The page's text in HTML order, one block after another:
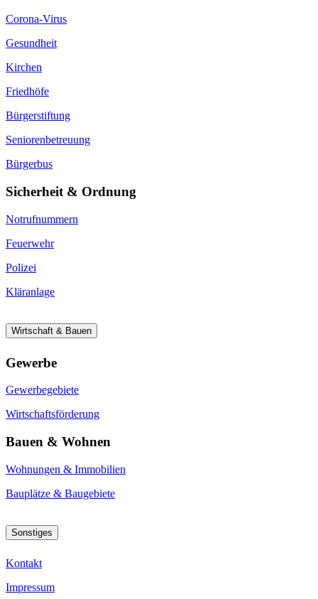
Corona-Virus
Gesundheit
Kirchen
Friedhöfe
Bürgerstiftung
Seniorenbetreuung
Bürgerbus
Sicherheit & Ordnung
Notrufnummern
Feuerwehr
Polizei
Kläranlage
Wirtschaft & Bauen
Gewerbe
Gewerbegebiete
Wirtschaftsförderung
Bauen & Wohnen
Wohnungen & Immobilien
Bauplätze & Baugebiete
Sonstiges
Kontakt
Impressum